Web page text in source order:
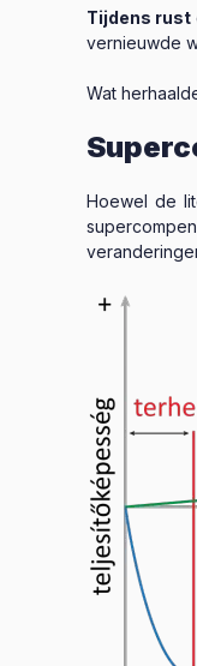
Tijdens rust
vernieuwde
Wat
Hoewel de